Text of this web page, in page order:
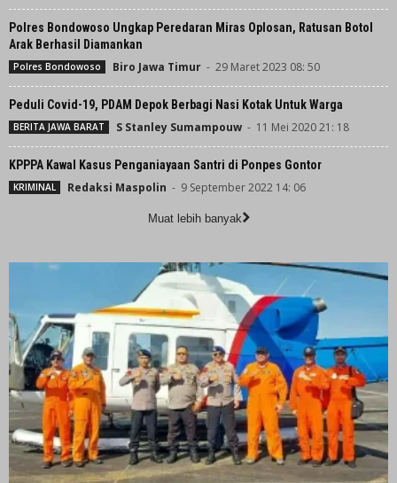
Polres Bondowoso Ungkap Peredaran Miras Oplosan, Ratusan Botol
Arak Berhasil Diamankan
Polres Bondowoso Biro Jawa Timur - 29 Maret 2023 08: 50
Peduli Covid-19, PDAM Depok Berbagi Nasi Kotak Untuk Warga
BERITA JAWA BARAT S Stanley Sumampouw - 11 Mei 2020 21: 18
KPPPA Kawal Kasus Penganiayaan Santri di Ponpes Gontor
KRIMINAL Redaksi Maspolin - 9 September 2022 14: 06
Muat lebih banyak